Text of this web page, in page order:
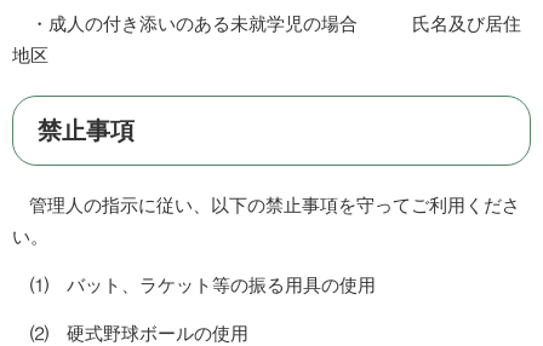
・成人の付き添いのある未就学児の場合 氏名及び居住
地区
禁止事項
管理人の指示に従い、以下の禁止事項を守ってご利用くださ
い。
⑴ バット、ラケット等の振る用具の使用
⑵ 硬式野球ボールの使用